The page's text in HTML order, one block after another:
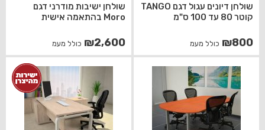
שולחן דיונים עגול דגם TANGO
קוטר 80 עד 100 ס"מ
₪800 כולל מעמ
שולחן ישיבות מודרני דגם
Moro בהתאמה אישית
₪2,600 כולל מעמ